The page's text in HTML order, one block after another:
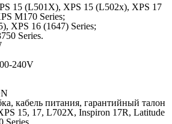
15 (L501X), XPS 15 (L502x), XPS 17
M170 Series;
XPS 16 (1647) Series;
Series.
240V
кабель питания, гарантийный талон
15, 17, L702X, Inspiron 17R, Latitude
Series